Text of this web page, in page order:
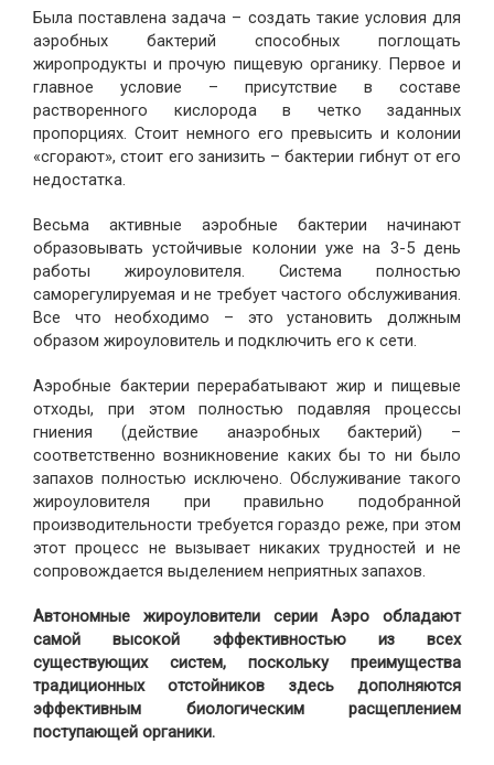
Была поставлена задача – создать такие условия для
аэробных бактерий способных поглощать
жиропродукты и прочую пищевую органику. Первое и
главное условие – присутствие в составе
растворенного кислорода в четко заданных
пропорциях. Стоит немного его превысить и колонии
«сгорают», стоит его занизить – бактерии гибнут от его
недостатка.
Весьма активные аэробные бактерии начинают
образовывать устойчивые колонии уже на 3-5 день
работы жироуловителя. Система полностью
саморегулируемая и не требует частого обслуживания.
Все что необходимо – это установить должным
образом жироуловитель и подключить его к сети.
Аэробные бактерии перерабатывают жир и пищевые
отходы, при этом полностью подавляя процессы
гниения (действие анаэробных бактерий) –
соответственно возникновение каких бы то ни было
запахов полностью исключено. Обслуживание такого
жироуловителя при правильно подобранной
производительности требуется гораздо реже, при этом
этот процесс не вызывает никаких трудностей и не
сопровождается выделением неприятных запахов.
Автономные жироуловители серии Аэро обладают
самой высокой эффективностью из всех
существующих систем, поскольку преимущества
традиционных отстойников здесь дополняются
эффективным биологическим расщеплением
поступающей органики.